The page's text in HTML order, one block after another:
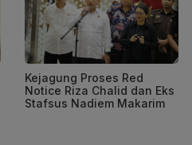
Kejagung Proses Red
Notice Riza Chalid dan Eks
Stafsus Nadiem Makarim